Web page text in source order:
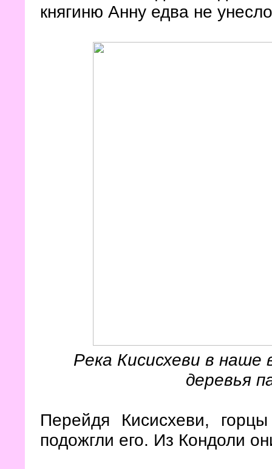
княгиню Анну едва не
Река Кисисхеви в наше
деревья
Перейдя Кисисхеви,
подожгли его. Из Кондоли